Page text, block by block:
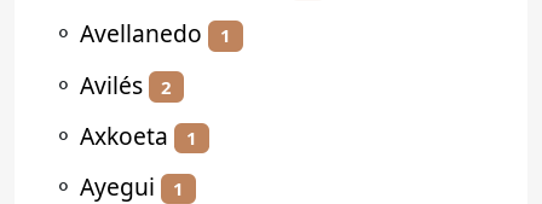
⚬ Avellanedo 1
⚬ Avilés 2
⚬ Axkoeta 1
⚬ Ayegui 1